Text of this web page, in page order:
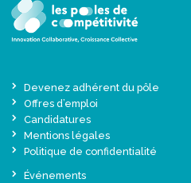
Devenez adhérent du pôle
Offres d’emploi
Candidatures
Mentions légales
Politique de confidentialité
Événements